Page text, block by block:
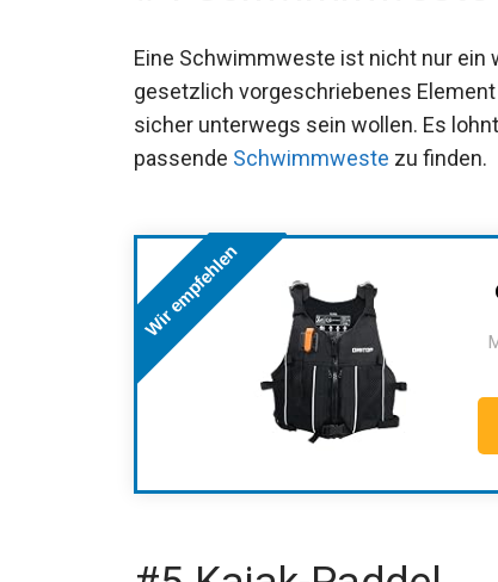
Eine Schwimmweste ist nicht nur ein
gesetzlich vorgeschriebenes
sicher unterwegs sein wollen. Es
passende Schwimmweste zu finden.
Wir empfehlen